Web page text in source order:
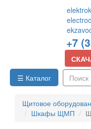
+7
☰ Каталог
Щитовое
Шкафы ЩМП